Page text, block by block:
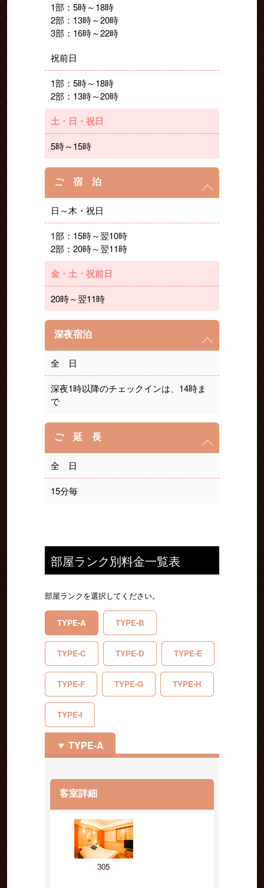
1部：5時～18時
2部：13時～20時
3部：16時～22時
祝前日
1部：5時～18時
2部：13時～20時
土・日・祝日
5時～15時
ご 宿 泊
日～木・祝日
1部：15時～翌10時
2部：20時～翌11時
金・土・祝前日
20時～翌11時
深夜宿泊
全 日
深夜1時以降のチェックインは、14時ま
で
ご 延 長
全 日
15分毎
部屋ランク別料金一覧表
部屋ランクを選択してください。
TYPE-A TYPE-B
TYPE-C TYPE-D TYPE-E
TYPE-F TYPE-G TYPE-H
TYPE-I
TYPE-A
客室詳細
305